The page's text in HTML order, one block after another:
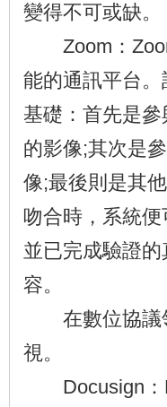
變得不可或缺。
Zoom：
能的通訊平台
基礎：首先是
的影像;其次是
像;最後則是其
吻合時，系統
並已完成驗證
容。
在數位協議領
視。
Docusign：